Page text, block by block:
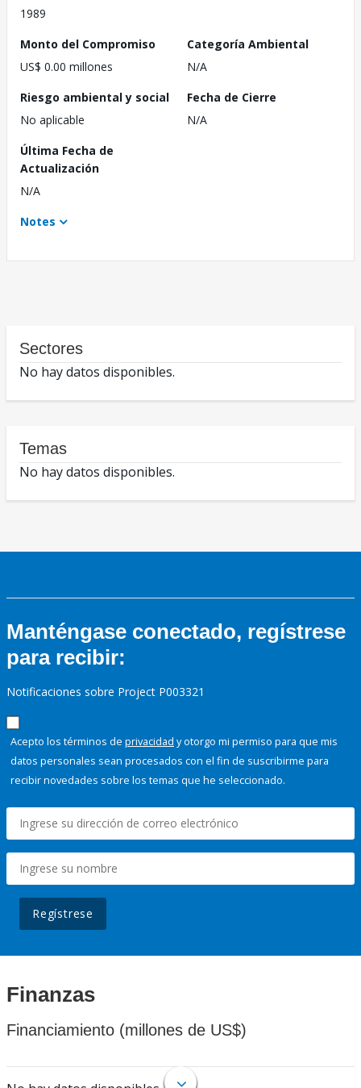
1989
Monto del Compromiso
US$ 0.00 millones
Categoría Ambiental
N/A
Riesgo ambiental y social
No aplicable
Fecha de Cierre
N/A
Última Fecha de
Actualización
N/A
Notes
Sectores
No hay datos disponibles.
Temas
No hay datos disponibles.
Manténgase conectado, regístrese
para recibir:
Notificaciones sobre Project P003321
Acepto los términos de privacidad y otorgo mi permiso para que mis
datos personales sean procesados con el fin de suscribirme para
recibir novedades sobre los temas que he seleccionado.
Regístrese
Finanzas
Financiamiento (millones de US$)